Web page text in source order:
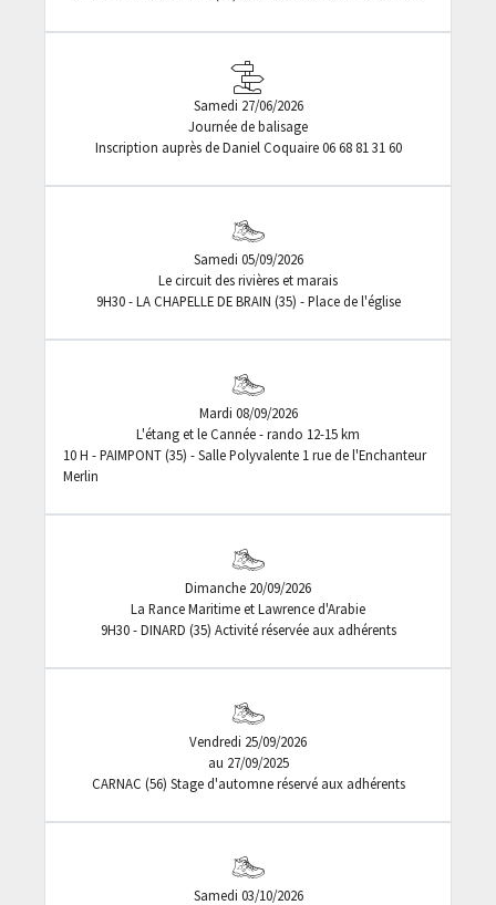
Samedi 27/06/2026
Journée de balisage
Inscription auprès de Daniel Coquaire 06 68 81 31 60
Samedi 05/09/2026
Le circuit des rivières et marais
9H30 - LA CHAPELLE DE BRAIN (35) - Place de l'église
Mardi 08/09/2026
L'étang et le Cannée - rando 12-15 km
10 H - PAIMPONT (35) - Salle Polyvalente 1 rue de l'Enchanteur
Merlin
Dimanche 20/09/2026
La Rance Maritime et Lawrence d'Arabie
9H30 - DINARD (35) Activité réservée aux adhérents
Vendredi 25/09/2026
au 27/09/2025
CARNAC (56) Stage d'automne réservé aux adhérents
Samedi 03/10/2026